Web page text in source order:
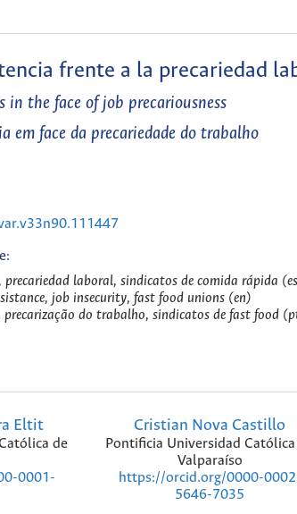
frente a la precariedad
in the face of job precariousness
em face da precariedade do trabalho
laboral, sindicatos de comida rápida
job insecurity, fast food unions (en)
precarização do trabalho, sindicatos de fast food
Eltit
de
0001-
Cristian Nova Castillo
Pontificia Universidad
Valparaíso
https://orcid.org/0000-
5646-7035